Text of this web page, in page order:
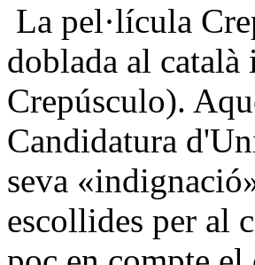
La pel·lícula
doblada al
Crepúsculo).
Candidatura
seva
escollides per al